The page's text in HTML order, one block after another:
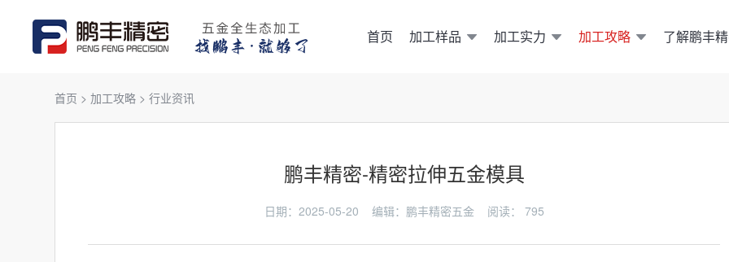
首页 加工样品 加工实力 加工攻略 了解鹏丰
首页 >加工攻略 >行业资讯
​鹏丰精密-精密拉伸五金模具
日期：2025-05-20 编辑：鹏丰精密五金 阅读： 795